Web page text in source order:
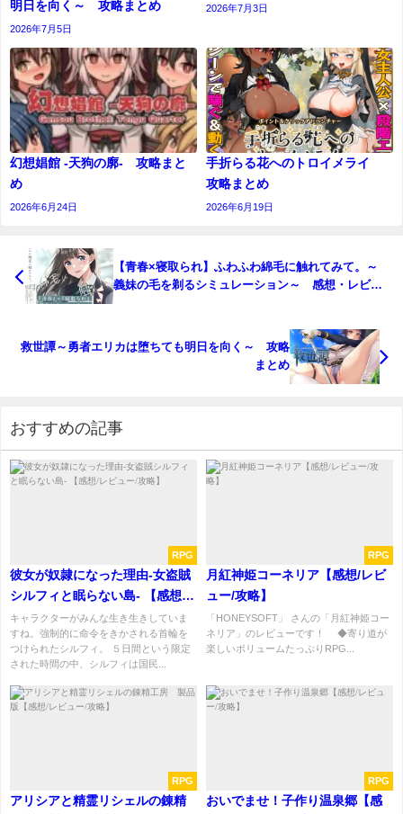
明日を向く～ 攻略まとめ
2026年7月5日
2026年7月3日
幻想娼館 -天狗の廓- 攻略まと
め
2026年6月24日
手折らる花へのトロイメライ
攻略まとめ
2026年6月19日
【青春×寝取られ】ふわふわ綿毛に触れてみて。～
義妹の毛を剃るシミュレーション～ 感想・レビュ
救世譚～勇者エリカは堕ちても明日を向く～ 攻略
まとめ
おすすめの記事
RPG
彼女が奴隷になった理由-女盗賊
シルフィと眠らない島- 【感想/
レビュー/攻略】
キャラクターがみんな生き生きしていま
すね。強制的に命令をきかされる首輪を
つけられたシルフィ。 ５日間という限定
された時間の中、シルフィは国民...
RPG
月紅神姫コーネリア【感想/レビ
ュー/攻略】
「HONEYSOFT」 さんの「月紅神姫コー
ネリア」のレビューです！ ◆寄り道が
楽しいボリュームたっぷりRPG...
RPG
アリシアと精霊リシェルの錬精
RPG
おいでませ！子作り温泉郷【感